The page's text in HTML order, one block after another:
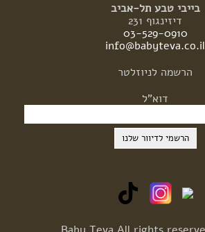
בייבי טבע תל-אביב
דיזינגוף 231
03-529-0910
info@babyteva.co.il
הרשמה לניוזלטר
דוא"ל